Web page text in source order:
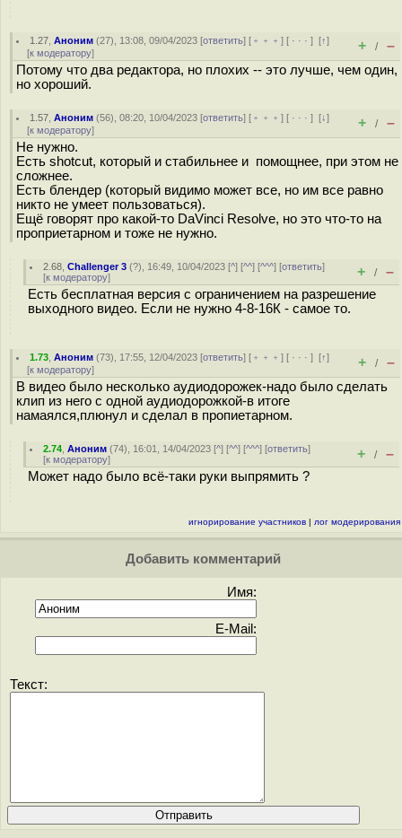
1.27 ,Аноним (27), 13:08, 09/04/2023 [ответить] [ ﹢﹢﹢] [ · · ·][↑]
[к модератору] + / –
Потому что два редактора, но плохих -- это лучше, чем один,
но хороший.
1.57 ,Аноним (56), 08:20, 10/04/2023 [ответить] [ ﹢﹢﹢] [ · · ·][↓]
[к модератору] + / –
Не нужно.
Есть shotcut, который и стабильнее и помощнее, при этом не
сложнее.
Есть блендер (который видимо может все, но им все равно
никто не умеет пользоваться).
Ещё говорят про какой-то DaVinci Resolve, но это что-то на
проприетарном и тоже не нужно.
2.68 ,Challenger 3 (?), 16:49, 10/04/2023 [^] [^^] [^^^] [ответить]
[к модератору] + / –
Есть бесплатная версия с ограничением на разрешение
выходного видео. Если не нужно 4-8-16К - самое то.
1.73 ,Аноним (73), 17:55, 12/04/2023 [ответить] [ ﹢﹢﹢] [ · · ·][↑]
[к модератору] + / –
В видео было несколько аудиодорожек-надо было сделать
клип из него с одной аудиодорожкой-в итоге
намаялся,плюнул и сделал в пропиетарном.
2.74 ,Аноним (74), 16:01, 14/04/2023 [^] [^^] [^^^] [ответить]
[к модератору] + / –
Может надо было всё-таки руки выпрямить ?
игнорирование участников | лог модерирования
Добавить комментарий
Имя:
E-Mail:
Текст: